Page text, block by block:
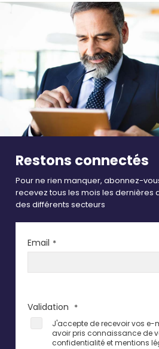
Restons connectés
Pour ne rien manquer, abonnez-
recevez tous les mois les dernières
des différents secteurs
Email *
Validation *
J'accepte de recevoir vos e-
avoir pris connaissance de
confidentialité et mentions